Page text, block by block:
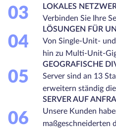
03
LOKALES
Verbinden Sie Ihre
04
LÖSUNGEN FÜR
Von Single-Unit-
hin zu Multi-Unit-
05
GEOGRAFISCHE
Server sind an 13
erweitern ständig
06
SERVER AUF
Unsere Kunden
maßgeschneiderten